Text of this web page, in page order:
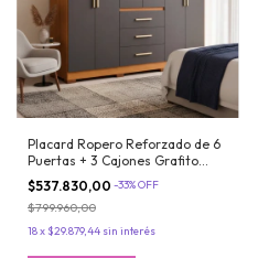
Placard Ropero Reforzado de 6
Puertas + 3 Cajones Grafito
Teca Maximo Fortaleza
$537.830,00 -33%OFF
$799.960,00
18x $29.879,44 sin interés